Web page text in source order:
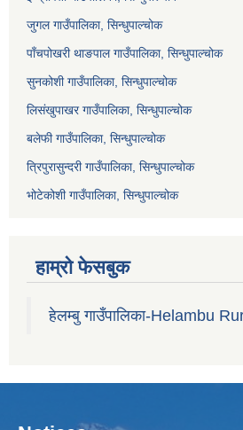
जुगल गाउँपालिका, सिन्धुपाल्चोक
पाँचपोखरी थाङपाल गाउँपालिका, सिन्धुपाल्चोक
सुनकोशी गाउँपालिका, सिन्धुपाल्चोक
लिसंखुपाखर गाउँपालिका, सिन्धुपाल्चोक
बलेफी गाउँपालिका, सिन्धुपाल्चोक
त्रिपुरासुन्दरी गाउँपालिका, सिन्धुपाल्चोक
भोटेकोशी गाउँपालिका, सिन्धुपाल्चोक
हाम्रो फेसबुक
हेलम्बु गाउँपालिका-Helambu